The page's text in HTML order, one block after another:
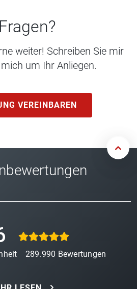
weiter! Schreiben Sie mir
um Ihr Anliegen.
VEREINBAREN
289.990 Bewertungen